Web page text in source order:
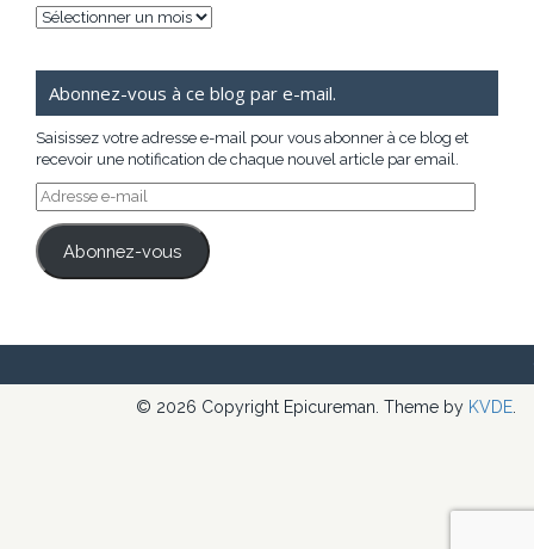
Archives
Abonnez-vous à ce blog par e-mail.
Saisissez votre adresse e-mail pour vous abonner à ce blog et
recevoir une notification de chaque nouvel article par email.
Adresse
e-
mail
Abonnez-vous
© 2026 Copyright Epicureman. Theme by KVDE.